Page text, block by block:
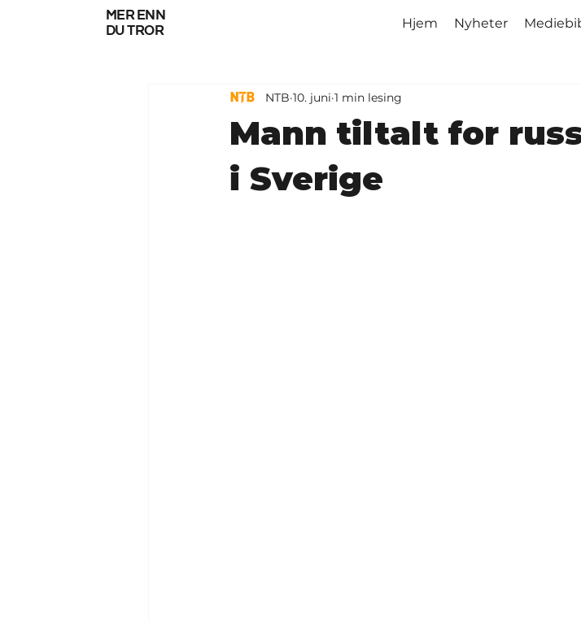
mer enn
du tror
Hjem Nyheter
Mann tiltalt for
i Sverige
NTB 10. juni 1 min lesing